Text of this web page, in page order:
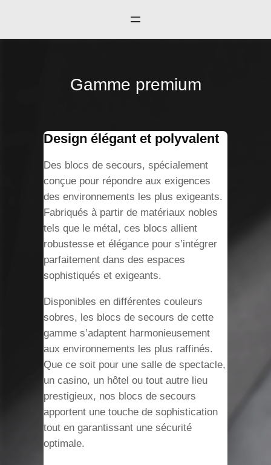
Gamme premium
Design élégant et polyvalent
Des blocs de secours, spécialement
conçue pour répondre aux exigences
des environnements les plus exigeants.
Fabriqués à partir de matériaux nobles
tels que le métal, ces blocs allient
robustesse et élégance pour s’intégrer
parfaitement dans des espaces
sophistiqués et exigeants.
Disponibles en différentes couleurs
sobres, les blocs de secours de cette
gamme s’adaptent harmonieusement
aux environnements les plus raffinés.
Que ce soit pour une salle de spectacle,
un casino, un hôtel ou tout autre lieu
prestigieux, nos blocs de secours
apportent une touche de sophistication
tout en garantissant une sécurité
optimale.